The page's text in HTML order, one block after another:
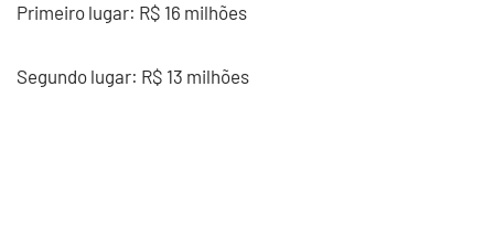
Primeiro lugar: R$ 16 milhões
Segundo lugar: R$ 13 milhões